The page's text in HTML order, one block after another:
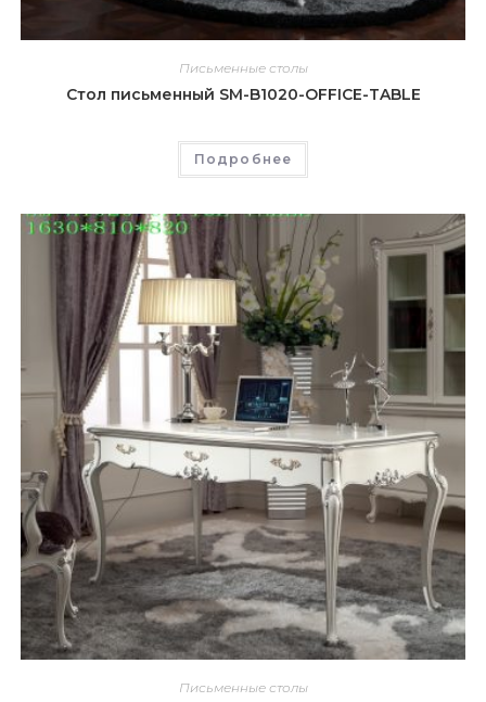
Письменные столы
Стол письменный SM-B1020-OFFICE-TABLE
Подробнее
Письменные столы